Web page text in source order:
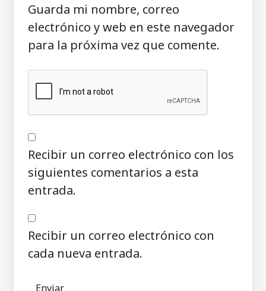
Guarda mi nombre, correo
electrónico y web en este navegador
para la próxima vez que comente.
Recibir un correo electrónico con los
siguientes comentarios a esta
entrada.
Recibir un correo electrónico con
cada nueva entrada.